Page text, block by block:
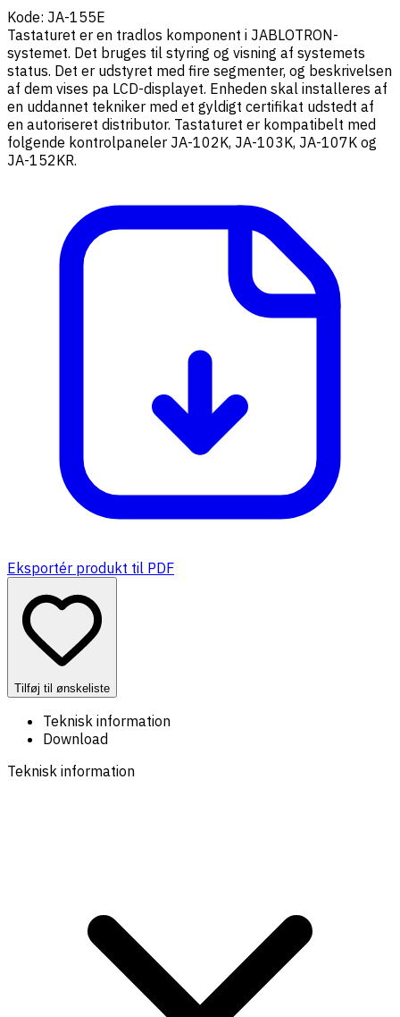
Kode: JA-155E
Tastaturet er en tradlos komponent i JABLOTRON-
systemet. Det bruges til styring og visning af systemets
status. Det er udstyret med fire segmenter, og beskrivelsen
af dem vises pa LCD-displayet. Enheden skal installeres af
en uddannet tekniker med et gyldigt certifikat udstedt af
en autoriseret distributor. Tastaturet er kompatibelt med
folgende kontrolpaneler JA-102K, JA-103K, JA-107K og
JA-152KR.
Eksportér produkt til PDF
Tilføj til ønskeliste
Teknisk information
Download
Teknisk information